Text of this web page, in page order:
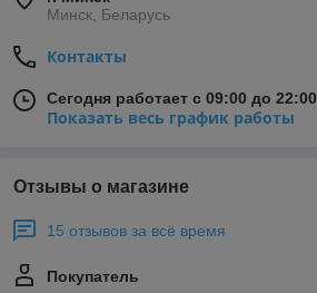
Минск, Беларусь
Контакты
Сегодня работает с 09:00 до 22:00
Показать весь график работы
Отзывы о магазине
15 отзывов за всё время
Покупатель